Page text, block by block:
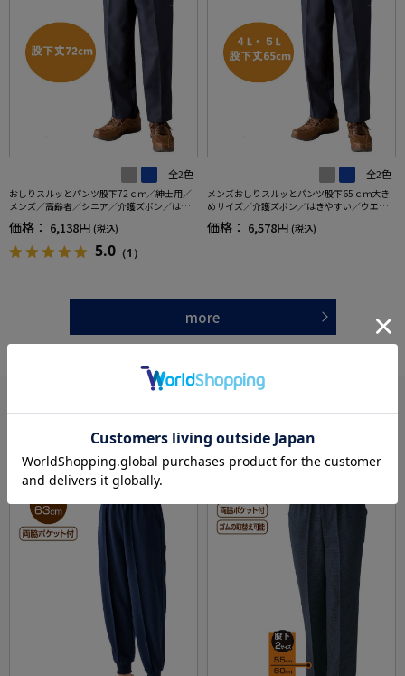
全2色
おしりスルッとパンツ股下72ｃｍ／紳士用／
メンズ／高齢者／シニア／介護ズボン／はき
やすい／ウエストゴム／敬老の日／ギフト／
プレゼント【CF】
価格： 6,138円 (税込)
5.0 （1）
全2色
メンズおしりスルッとパンツ股下65ｃｍ大き
めサイズ／介護ズボン／はきやすい／ウエス
トゴム／敬老の日／ギフト／プレゼント【C
F】
価格： 6,578円 (税込)
more
あなたへのおすすめ
RECOMMEND ITEM